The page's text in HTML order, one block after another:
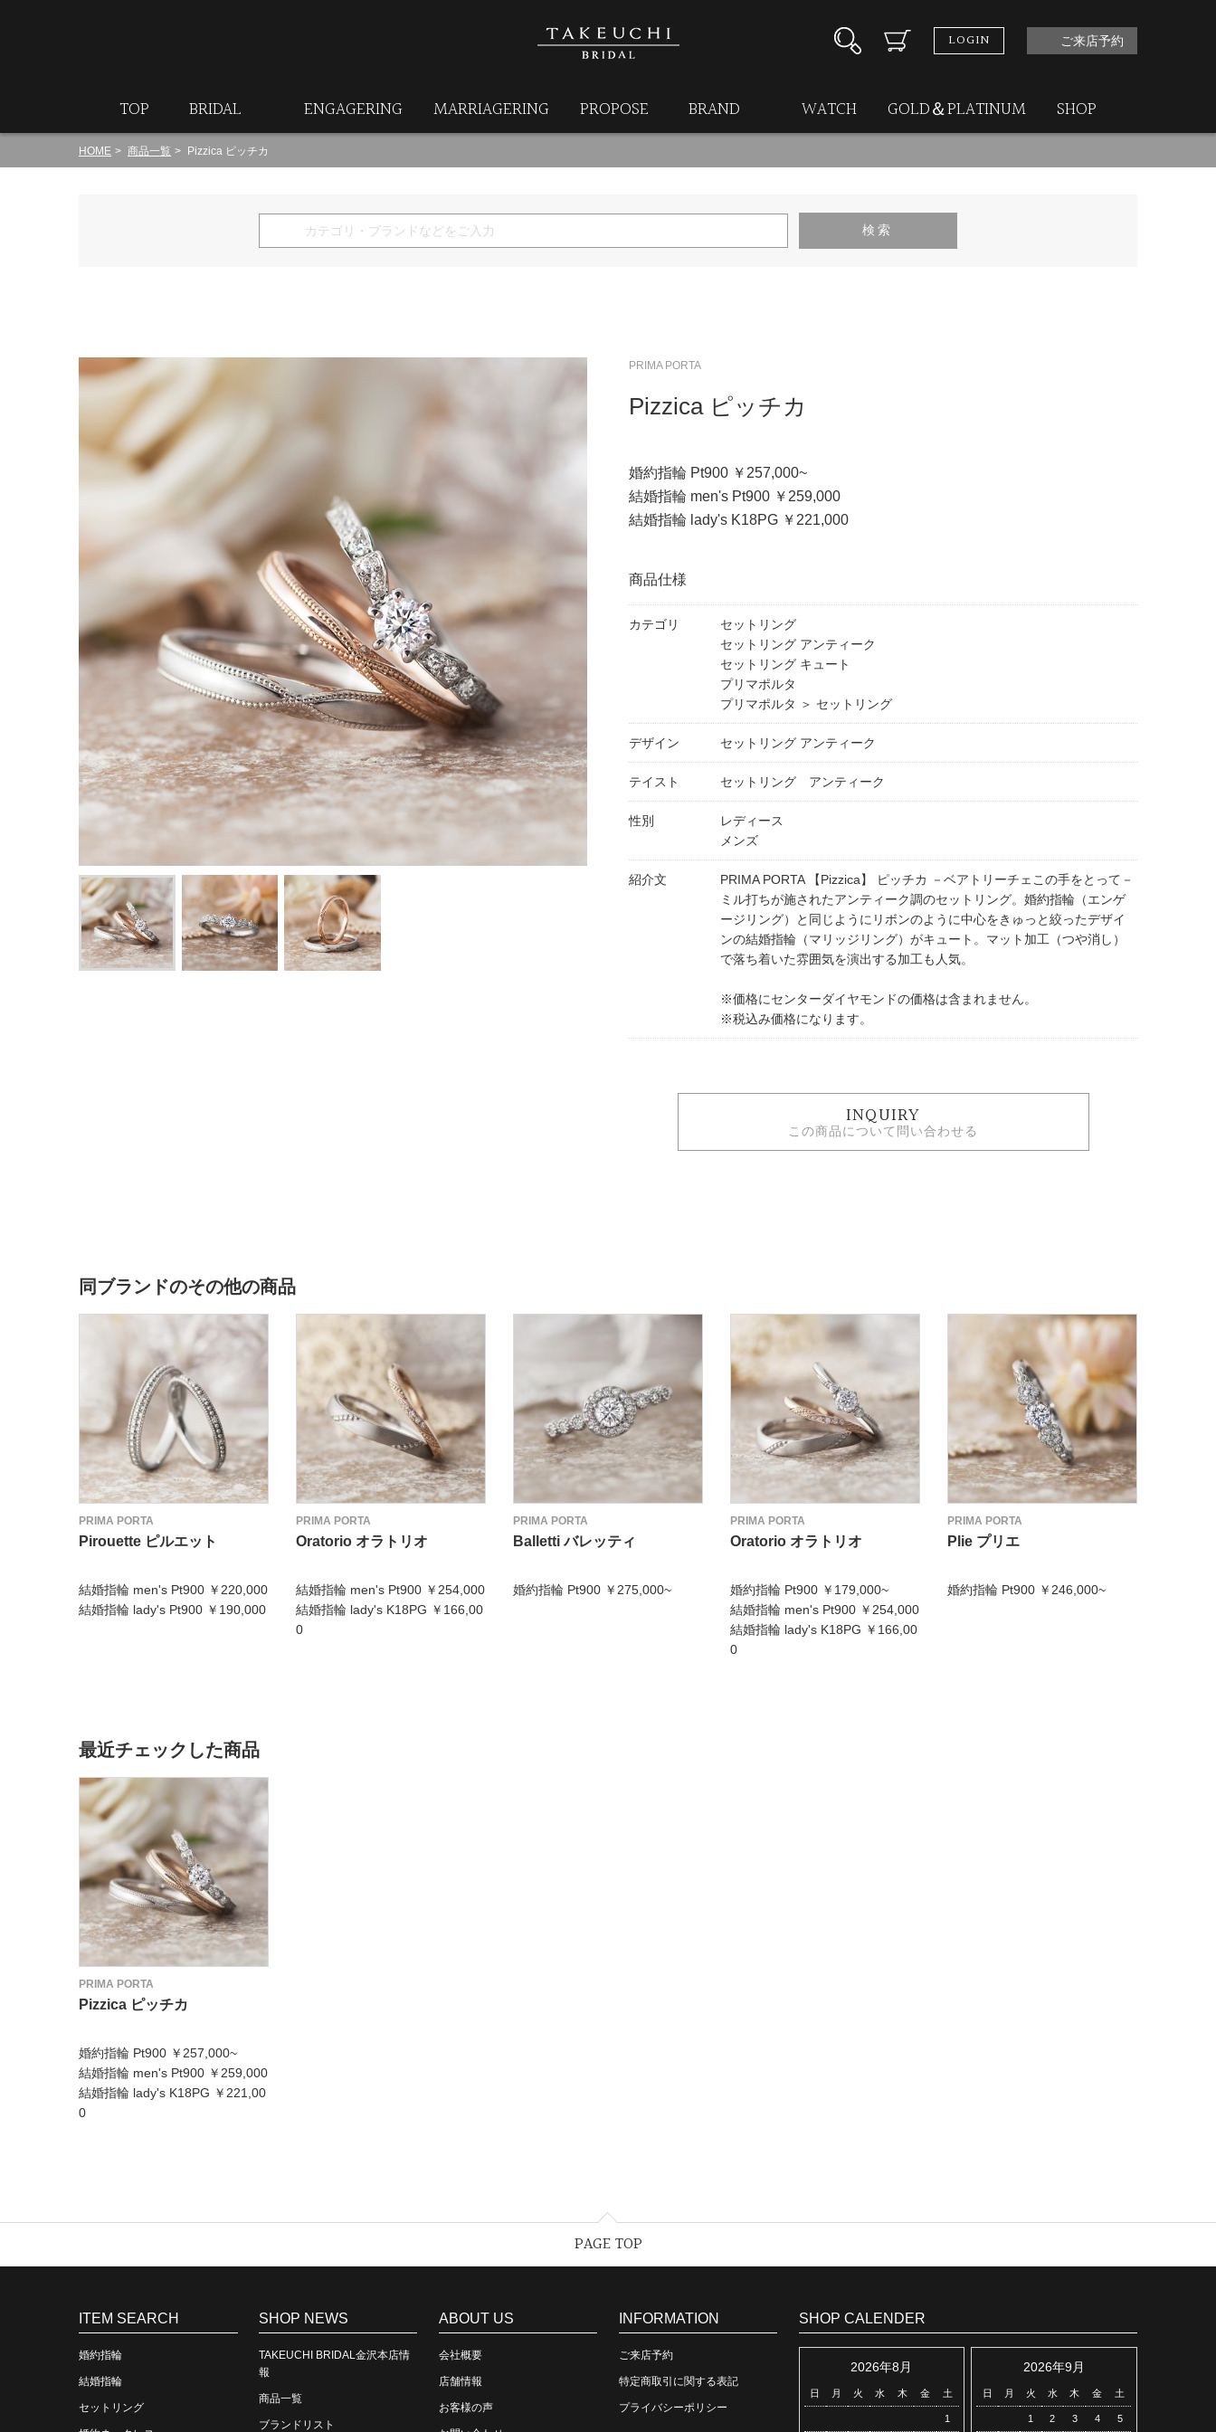
LOGIN ご来店予約
TOP BRIDAL ENGAGERING MARRIAGERING PROPOSE BRAND WATCH GOLD＆PLATINUM SHOP
HOME 商品一覧 Pizzica ピッチカ
PRIMA PORTA
Pizzica ピッチカ
婚約指輪 Pt900 ￥257,000~
結婚指輪 men's Pt900 ￥259,000
結婚指輪 lady's K18PG ￥221,000
商品仕様
カテゴリ
セットリング
セットリング アンティーク
セットリング キュート
プリマポルタ
プリマポルタ ＞ セットリング
デザイン セットリング アンティーク
テイスト セットリング アンティーク
性別
レディース
メンズ
紹介文
PRIMA PORTA 【Pizzica】 ピッチカ －ベアトリーチェこの手をとって－
ミル打ちが施されたアンティーク調のセットリング。婚約指輪（エンゲ
ージリング）と同じようにリボンのように中心をきゅっと絞ったデザイ
ンの結婚指輪（マリッジリング）がキュート。マット加工（つや消し）
で落ち着いた雰囲気を演出する加工も人気。
※価格にセンターダイヤモンドの価格は含まれません。
※税込み価格になります。
INQUIRY
この商品について問い合わせる
同ブランドのその他の商品
PRIMA PORTA
Pirouette ピルエット
結婚指輪 men's Pt900 ￥220,000
結婚指輪 lady's Pt900 ￥190,000
PRIMA PORTA
Oratorio オラトリオ
結婚指輪 men's Pt900 ￥254,000
結婚指輪 lady's K18PG ￥166,00
0
PRIMA PORTA
Balletti バレッティ
婚約指輪 Pt900 ￥275,000~
PRIMA PORTA
Oratorio オラトリオ
婚約指輪 Pt900 ￥179,000~
結婚指輪 men's Pt900 ￥254,000
結婚指輪 lady's K18PG ￥166,00
0
PRIMA PORTA
Plie プリエ
婚約指輪 Pt900 ￥246,000~
最近チェックした商品
PRIMA PORTA
Pizzica ピッチカ
婚約指輪 Pt900 ￥257,000~
結婚指輪 men's Pt900 ￥259,000
結婚指輪 lady's K18PG ￥221,00
0
PAGE TOP
ITEM SEARCH
婚約指輪
結婚指輪
セットリング
SHOP NEWS
TAKEUCHI BRIDAL金沢本店情
報
商品一覧
ブランドリスト
ABOUT US
会社概要
店舗情報
お客様の声
INFORMATION
ご来店予約
特定商取引に関する表記
プライバシーポリシー
SHOP CALENDER
2026年8月
日 月 火 水 木 金 土
1
2026年9月
日 月 火 水 木 金 土
1 2 3 4 5